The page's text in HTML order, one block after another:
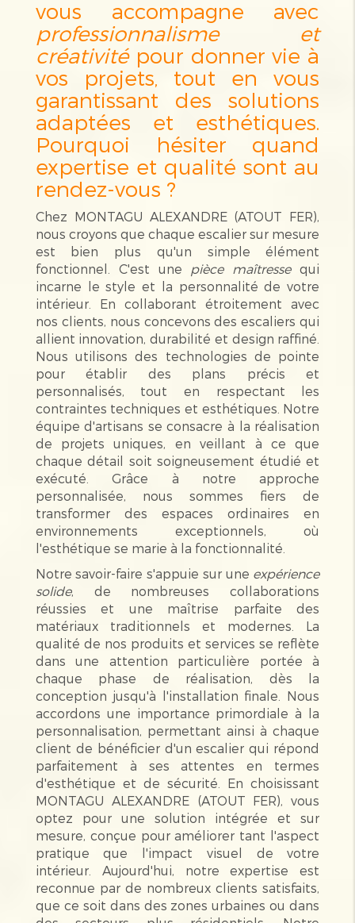
vous accompagne avec
professionnalisme et
créativitépour donner vie à
vos projets, tout en vous
garantissant des solutions
adaptées et esthétiques.
Pourquoi hésiter quand
expertise et qualité sont au
rendez-vous ?
Chez MONTAGU ALEXANDRE (ATOUT FER),
nous croyons que chaque escalier sur mesure
est bien plus qu'un simple élément
fonctionnel. C'est une pièce maîtressequi
incarne le style et la personnalité de votre
intérieur. En collaborant étroitement avec
nos clients, nous concevons des escaliers qui
allient innovation, durabilité et design raffiné.
Nous utilisons des technologies de pointe
pour établir des plans précis et
personnalisés, tout en respectant les
contraintes techniques et esthétiques. Notre
équipe d'artisans se consacre à la réalisation
de projets uniques, en veillant à ce que
chaque détail soit soigneusement étudié et
exécuté. Grâce à notre approche
personnalisée, nous sommes fiers de
transformer des espaces ordinaires en
environnements exceptionnels, où
l'esthétique se marie à la fonctionnalité.
Notre savoir-faire s'appuie sur une expérience
solide, de nombreuses collaborations
réussies et une maîtrise parfaite des
matériaux traditionnels et modernes. La
qualité de nos produits et services se reflète
dans une attention particulière portée à
chaque phase de réalisation, dès la
conception jusqu'à l'installation finale. Nous
accordons une importance primordiale à la
personnalisation, permettant ainsi à chaque
client de bénéficier d'un escalier qui répond
parfaitement à ses attentes en termes
d'esthétique et de sécurité. En choisissant
MONTAGU ALEXANDRE (ATOUT FER), vous
optez pour une solution intégrée et sur
mesure, conçue pour améliorer tant l'aspect
pratique que l'impact visuel de votre
intérieur. Aujourd'hui, notre expertise est
reconnue par de nombreux clients satisfaits,
que ce soit dans des zones urbaines ou dans